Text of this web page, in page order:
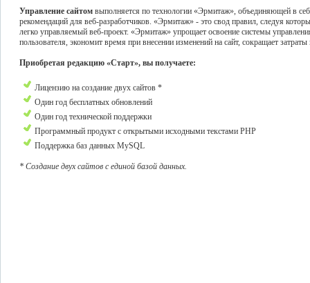
Управление сайтом выполняется по технологии «Эрмитаж», объединяющей в
рекомендаций для веб-разработчиков. «Эрмитаж» - это свод правил, следуя
легко управляемый веб-проект. «Эрмитаж» упрощает освоение системы
пользователя, экономит время при внесении изменений на сайт, сокращает
Приобретая редакцию «Старт», вы получаете:
Лицензию на создание двух сайтов *
Один год бесплатных обновлений
Один год технической поддержки
Программный продукт с открытыми исходными текстами PHP
Поддержка баз данных MySQL
* Создание двух сайтов с единой базой данных.